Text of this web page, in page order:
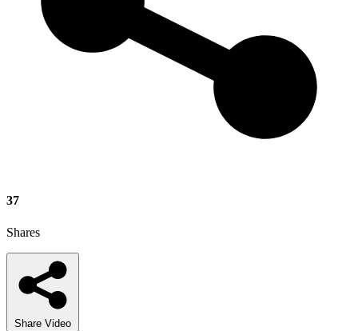
37
Shares
Share Video